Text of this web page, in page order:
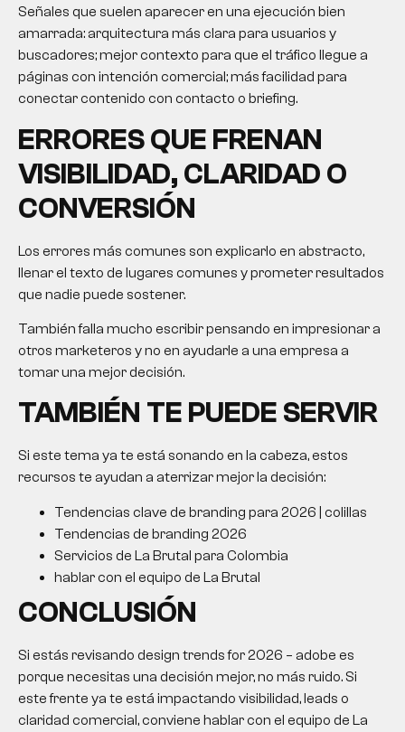
Señales que suelen aparecer en una ejecución bien
amarrada: arquitectura más clara para usuarios y
buscadores; mejor contexto para que el tráfico llegue a
páginas con intención comercial; más facilidad para
conectar contenido con contacto o briefing.
ERRORES QUE FRENAN
VISIBILIDAD, CLARIDAD O
CONVERSIÓN
Los errores más comunes son explicarlo en abstracto,
llenar el texto de lugares comunes y prometer resultados
que nadie puede sostener.
También falla mucho escribir pensando en impresionar a
otros marketeros y no en ayudarle a una empresa a
tomar una mejor decisión.
TAMBIÉN TE PUEDE SERVIR
Si este tema ya te está sonando en la cabeza, estos
recursos te ayudan a aterrizar mejor la decisión:
Tendencias clave de branding para 2026 | colillas
Tendencias de branding 2026
Servicios de La Brutal para Colombia
hablar con el equipo de La Brutal
CONCLUSIÓN
Si estás revisando design trends for 2026 – adobe es
porque necesitas una decisión mejor, no más ruido. Si
este frente ya te está impactando visibilidad, leads o
claridad comercial, conviene hablar con el equipo de La